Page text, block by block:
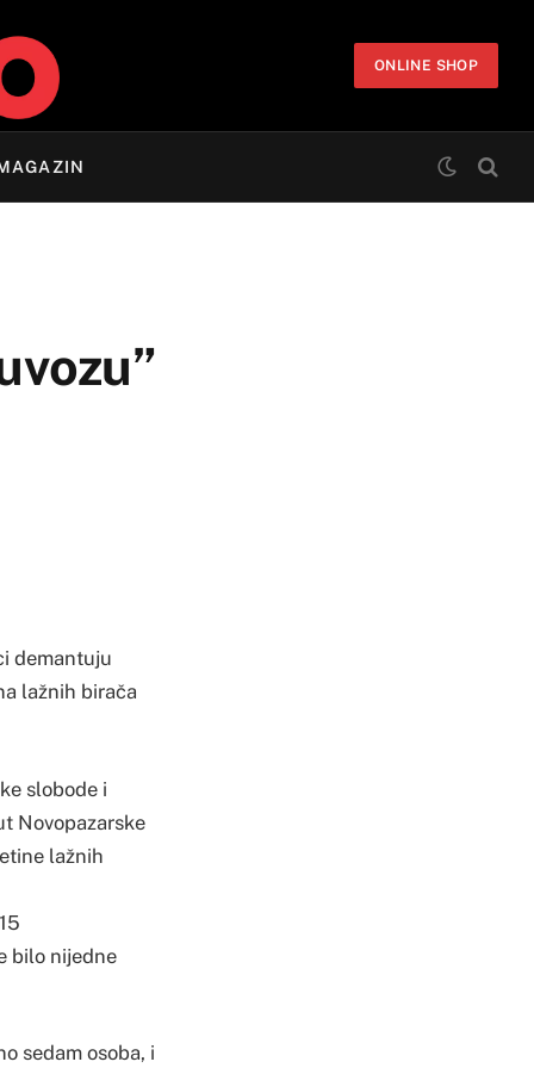
ONLINE SHOP
demantuju
lažnih birača
slobode i
Novopazarske
lažnih
bilo nijedne
sedam osoba, i